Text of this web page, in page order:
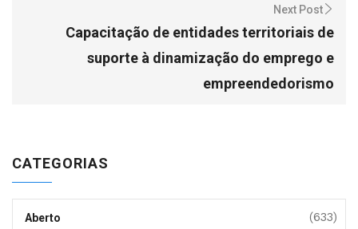
Next Post
Capacitação de entidades territoriais de
suporte à dinamização do emprego e
empreendedorismo
CATEGORIAS
Aberto (633)